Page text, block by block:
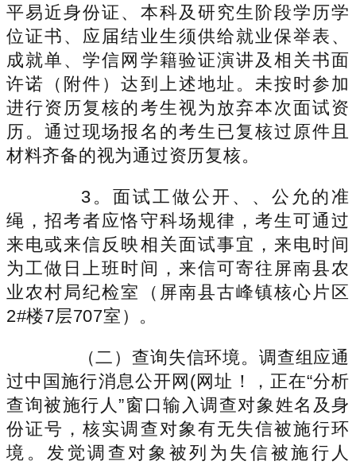
平易近身份证、本科及研究生阶段学历学
位证书、应届结业生须供给就业保举表、
成就单、学信网学籍验证演讲及相关书面
许诺（附件）达到上述地址。未按时参加
进行资历复核的考生视为放弃本次面试资
历。通过现场报名的考生已复核过原件且
材料齐备的视为通过资历复核。
3。面试工做公开、、公允的准
绳，招考者应恪守科场规律，考生可通过
来电或来信反映相关面试事宜，来电时间
为工做日上班时间，来信可寄往屏南县农
业农村局纪检室（屏南县古峰镇核心片区
2#楼7层707室）。
（二）查询失信环境。调查组应通
过中国施行消息公开网(网址！，正在“分析
查询被施行人”窗口输入调查对象姓名及身
份证号，核实调查对象有无失信被施行环
境。发觉调查对象被列为失信被施行人